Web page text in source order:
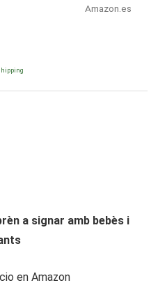
Amazon.es
a signar amb bebès i
en Amazon